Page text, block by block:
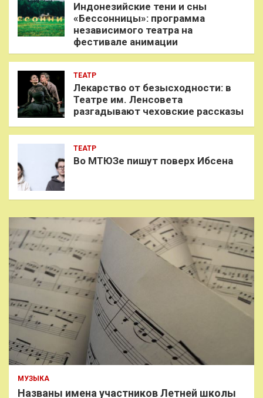
Индонезийские тени и сны
«Бессонницы»: программа
независимого театра на
фестивале анимации
ТЕАТР
Лекарство от безысходности: в
Театре им. Ленсовета
разгадывают чеховские рассказы
ТЕАТР
Во МТЮЗе пишут поверх Ибсена
МУЗЫКА
Названы имена участников Летней школы